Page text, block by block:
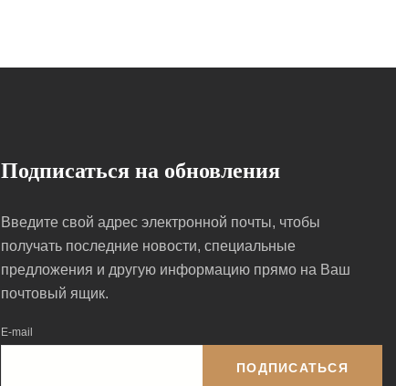
Подписаться на обновления
Введите свой адрес электронной почты, чтобы
получать последние новости, специальные
предложения и другую информацию прямо на Ваш
почтовый ящик.
E-mail
ПОДПИСАТЬСЯ